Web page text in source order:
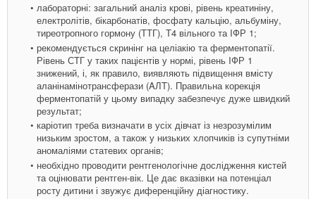
лабораторні: загальний аналіз крові, рівень креатиніну,
електролітів, бікарбонатів, фосфату кальцію, альбуміну,
тиреотропного гормону (ТТГ), Т4 вільного та IФР 1;
рекомендується скринінг на целіакію та ферментопатії.
Рівень СТГ у таких пацієнтів у нормі, рівень IФР 1
знижений, і, як правило, виявляють підвищення вмісту
аланінамінотрансферази (AЛT). Правильна корекція
ферментопатій у цьому випадку забезпечує дуже швидкий
результат;
каріотип треба визначати в усіх дівчат із незрозумілим
низьким зростом, а також у низьких хлопчиків із супутніми
аномаліями статевих органів;
необхідно проводити рентгенологічне дослідження кистей
та оцінювати рентген-вік. Це дає вказівки на потенціал
росту дитини і звужує диференційну діагностику.